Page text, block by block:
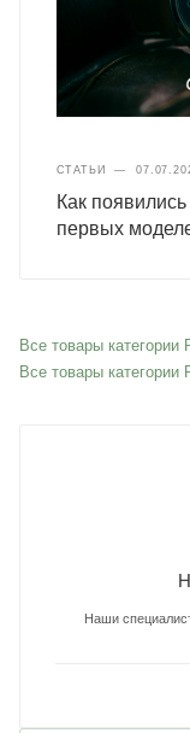
СТАТЬИ —
Как
первых
Все товары категории
Все товары категории
Наши